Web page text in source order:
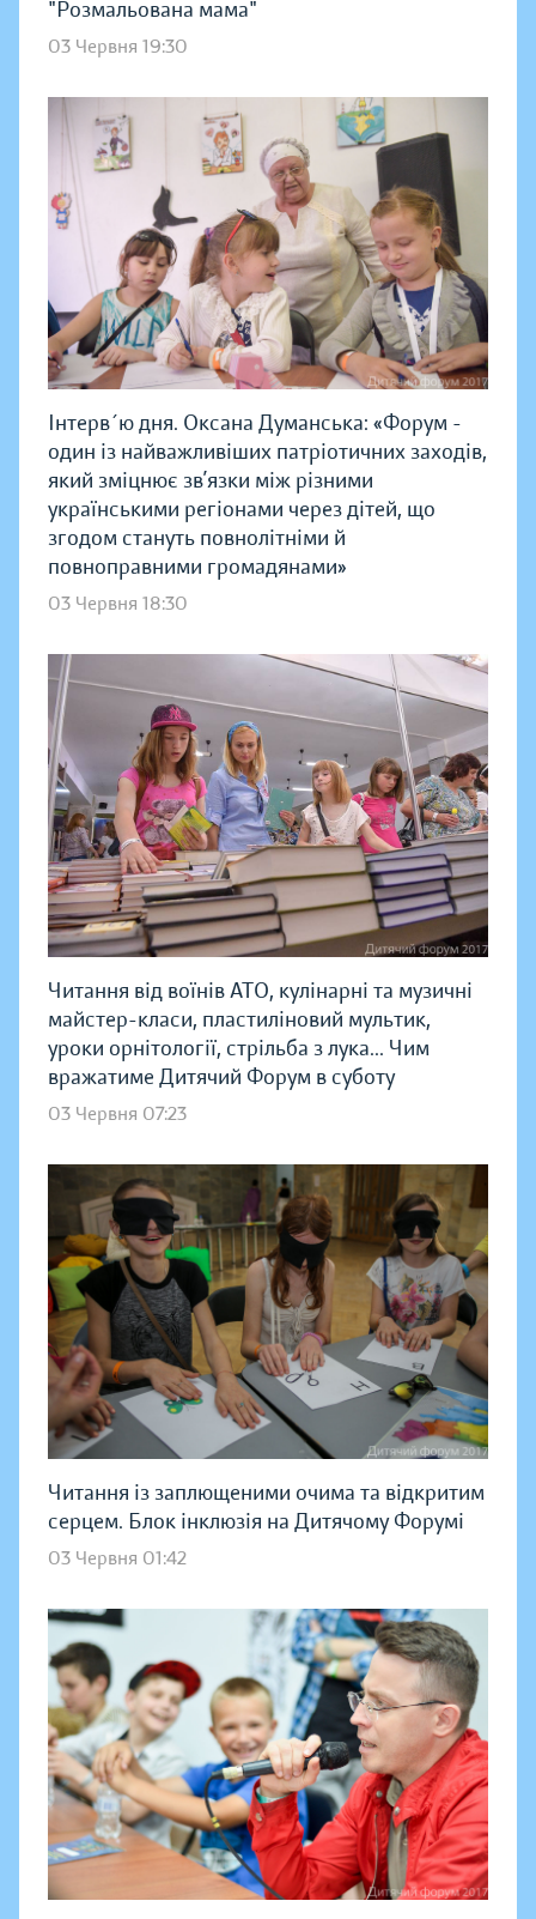
"Розмальована мама"
03 Червня 19:30
Інтерв´ю дня. Оксана Думанська: «Форум -
один із найважливіших патріотичних заходів,
який зміцнює зв’язки між різними
українськими регіонами через дітей, що
згодом стануть повнолітніми й
повноправними громадянами»
03 Червня 18:30
Читання від воїнів АТО, кулінарні та музичні
майстер-класи, пластиліновий мультик,
уроки орнітології, стрільба з лука... Чим
вражатиме Дитячий Форум в суботу
03 Червня 07:23
Читання із заплющеними очима та відкритим
серцем. Блок інклюзія на Дитячому Форумі
03 Червня 01:42